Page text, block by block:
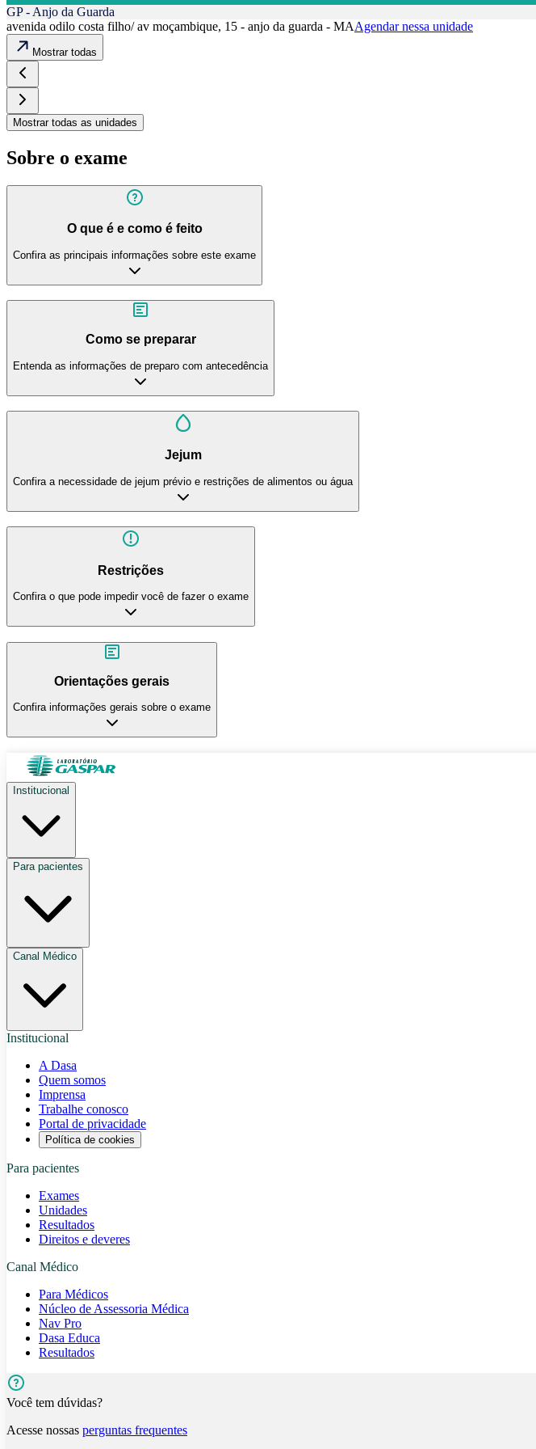
GP - Anjo da Guarda
avenida odilo costa filho/ av moçambique, 15 - anjo da guarda - MAAgendar nessa unidade
Mostrar todas
Mostrar todas as unidades
Sobre o exame
O que é e como é feito
Confira as principais informações sobre este exame
Como se preparar
Entenda as informações de preparo com antecedência
Jejum
Confira a necessidade de jejum prévio e restrições de alimentos ou água
Restrições
Confira o que pode impedir você de fazer o exame
Orientações gerais
Confira informações gerais sobre o exame
Institucional
Para pacientes
Canal Médico
Institucional
A Dasa
Quem somos
Imprensa
Trabalhe conosco
Portal de privacidade
Política de cookies
Para pacientes
Exames
Unidades
Resultados
Direitos e deveres
Canal Médico
Para Médicos
Núcleo de Assessoria Médica
Nav Pro
Dasa Educa
Resultados
Você tem dúvidas?
Acesse nossas perguntas frequentes